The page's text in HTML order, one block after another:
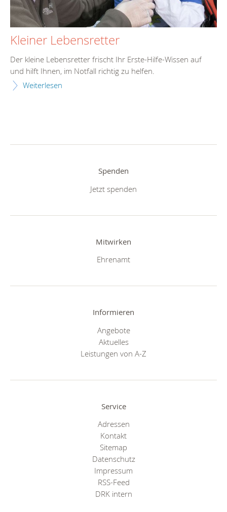
Kleiner Lebensretter
Der kleine Lebensretter frischt Ihr Erste-Hilfe-Wissen auf
und hilft Ihnen, im Notfall richtig zu helfen.
Weiterlesen
Spenden
Jetzt spenden
Mitwirken
Ehrenamt
Informieren
Angebote
Aktuelles
Leistungen von A-Z
Service
Adressen
Kontakt
Sitemap
Datenschutz
Impressum
RSS-Feed
DRK intern